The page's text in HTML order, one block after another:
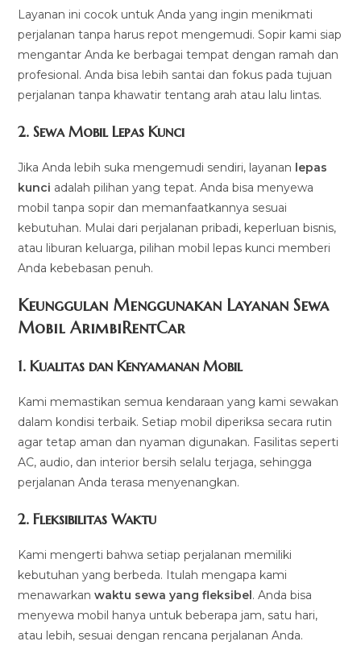
Layanan ini cocok untuk Anda yang ingin menikmati
perjalanan tanpa harus repot mengemudi. Sopir kami siap
mengantar Anda ke berbagai tempat dengan ramah dan
profesional. Anda bisa lebih santai dan fokus pada tujuan
perjalanan tanpa khawatir tentang arah atau lalu lintas.
2.Sewa Mobil Lepas Kunci
Jika Anda lebih suka mengemudi sendiri, layanan lepas
kunci adalah pilihan yang tepat. Anda bisa menyewa
mobil tanpa sopir dan memanfaatkannya sesuai
kebutuhan. Mulai dari perjalanan pribadi, keperluan bisnis,
atau liburan keluarga, pilihan mobil lepas kunci memberi
Anda kebebasan penuh.
Keunggulan Menggunakan Layanan Sewa
Mobil ArimbiRentCar
1.Kualitas dan Kenyamanan Mobil
Kami memastikan semua kendaraan yang kami sewakan
dalam kondisi terbaik. Setiap mobil diperiksa secara rutin
agar tetap aman dan nyaman digunakan. Fasilitas seperti
AC, audio, dan interior bersih selalu terjaga, sehingga
perjalanan Anda terasa menyenangkan.
2.Fleksibilitas Waktu
Kami mengerti bahwa setiap perjalanan memiliki
kebutuhan yang berbeda. Itulah mengapa kami
menawarkanwaktu sewa yang fleksibel. Anda bisa
menyewa mobil hanya untuk beberapa jam, satu hari,
atau lebih, sesuai dengan rencana perjalanan Anda.